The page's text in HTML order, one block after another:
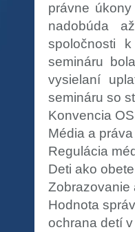
právne
nadobúda
spoločnosti
semináru
vysielaní
semináru so
Konvencia
Média a
Regulácia
Deti ako
Zobrazovanie
Hodnota
ochrana detí